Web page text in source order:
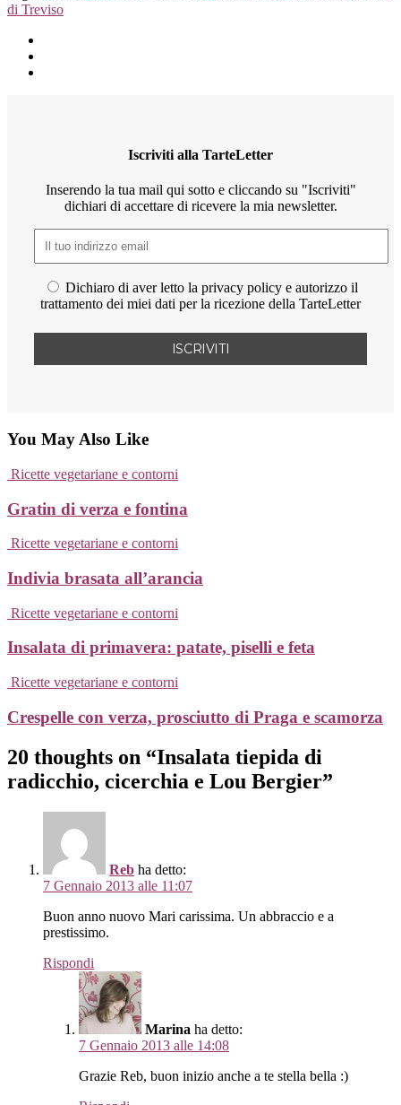
di Treviso
Iscriviti alla TarteLetter
Inserendo la tua mail qui sotto e cliccando su "Iscriviti"
dichiari di accettare di ricevere la mia newsletter.
Dichiaro di aver letto la privacy policy e autorizzo il
trattamento dei miei dati per la ricezione della TarteLetter
You May Also Like
Ricette vegetariane e contorni
Gratin di verza e fontina
Ricette vegetariane e contorni
Indivia brasata all’arancia
Ricette vegetariane e contorni
Insalata di primavera: patate, piselli e feta
Ricette vegetariane e contorni
Crespelle con verza, prosciutto di Praga e scamorza
20 thoughts on “Insalata tiepida di
radicchio, cicerchia e Lou Bergier”
Reb ha detto:
7 Gennaio 2013 alle 11:07
Buon anno nuovo Mari carissima. Un abbraccio e a
prestissimo.
Rispondi
Marina ha detto:
7 Gennaio 2013 alle 14:08
Grazie Reb, buon inizio anche a te stella bella :)